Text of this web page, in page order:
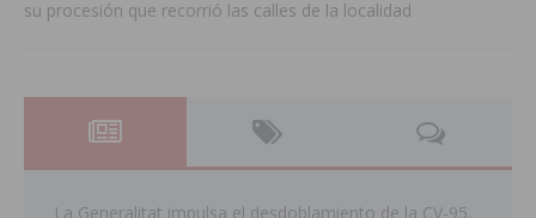
su procesión que recorrió las calles de la localidad
La Generalitat impulsa el desdoblamiento de la CV-95,